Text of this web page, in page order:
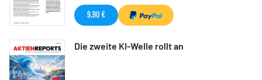
9,90 €
Die zweite KI-Welle rollt an